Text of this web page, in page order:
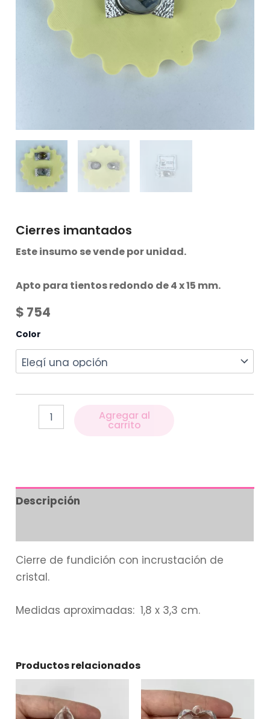
Cierres imantados
Este insumo se vende por unidad.
Apto para tientos redondo de 4 x 15 mm.
$ 754
Color
Agregar al
carrito
Descripción
Cierre de fundición con incrustación de
cristal.
Medidas aproximadas: 1,8 x 3,3 cm.
Productos relacionados